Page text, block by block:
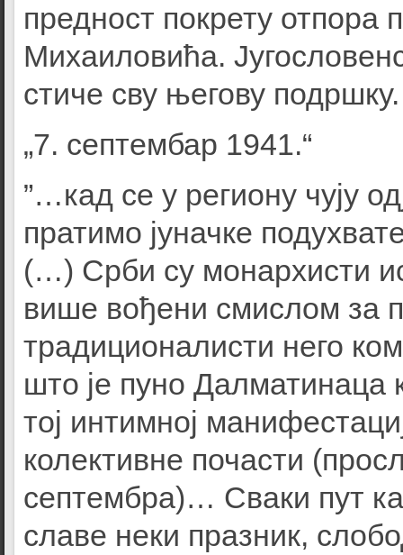
предност покрету
Михаиловића.
стиче сву његову подршку.
„7. септембар 1941.“
”…кад се у региону чују
пратимо јуначке
(…) Срби су монархисти
више вођени смислом за
традиционалисти него
што је пуно
тој интимној
колективне почасти
септембра)… Сваки пут
славе неки празник,